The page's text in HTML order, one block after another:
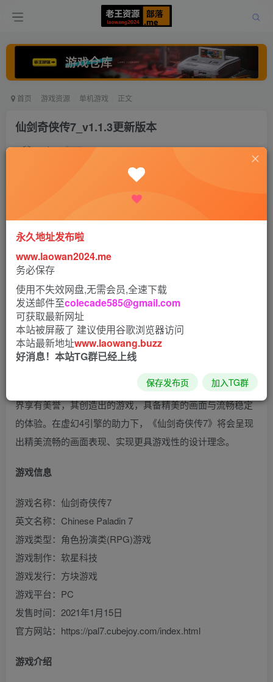
首页 游戏资源 单机游戏 正文
仙剑奇侠传7_v1.1.3更新版本
老王 打赏
仙剑奇侠传7试玩版是由大宇资讯制作，畅游乐动发行的一款
国产RPG游戏，是经典系列《仙剑奇侠传》的第九部正统续
作。本作将秉承系列的传统，继续为玩家们带来奇幻、精彩
采用虚幻4引擎制作。作为一款先进的游戏引擎，虚幻4在业
界享有美誉，其创造出的游戏，具备精美的画面与流畅稳定
的体验。在虚幻4引擎的助力下，《仙剑奇侠传7》将会呈现
出精美流畅的画面表现、实现更具游戏性的设计理念。
游戏信息
游戏名称：仙剑奇侠传7
英文名称：Chinese Paladin 7
游戏类型：角色扮演类(RPG)游戏
游戏制作：软星科技
游戏发行：方块游戏
游戏平台：PC
发售时间：2021年1月15日
官方网站：https://pal7.cubejoy.com/index.html
游戏介绍
永久地址发布啦
www.laowan2024.me
务必保存
使用不失效网盘,无需会员,全速下载
发送邮件至colecade585@gmail.com
可获取最新网址
本站被屏蔽了 建议使用谷歌浏览器访问
本站最新地址www.laowang.buzz
好消息！本站TG群已经上线
保存发布页 加入TG群